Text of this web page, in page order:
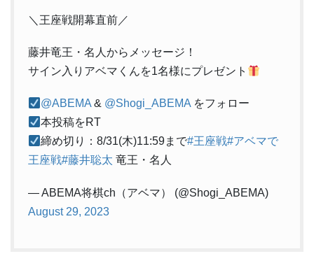
＼王座戦開幕直前／
藤井竜王・名人からメッセージ！
サイン入りアベマくんを1名様にプレゼント
@ABEMA& @Shogi_ABEMAをフォロー
本投稿をRT
締め切り：8/31(木)11:59まで#王座戦#アベマで
王座戦#藤井聡太 竜王・名人
— ABEMA将棋ch（アベマ） (@Shogi_ABEMA)
August 29, 2023